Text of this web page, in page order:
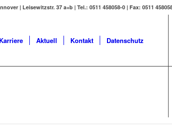
| Leisewitzstr. 37 a+b | Tel.: 0511 458058-0 | Fax: 0511
Karriere Aktuell Kontakt Datenschutz